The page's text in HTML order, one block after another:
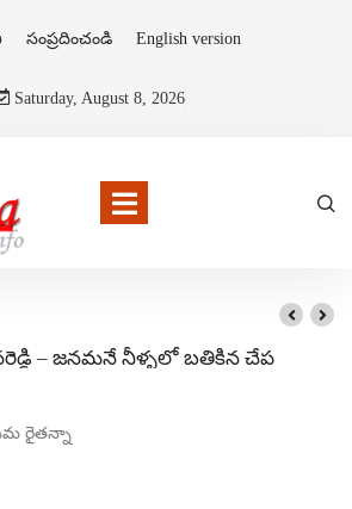
సంప్రదించండి English version
Saturday, August 8, 2026
– జనమనే నీళ్ళలో బతికిన చేప
రైతన్నా